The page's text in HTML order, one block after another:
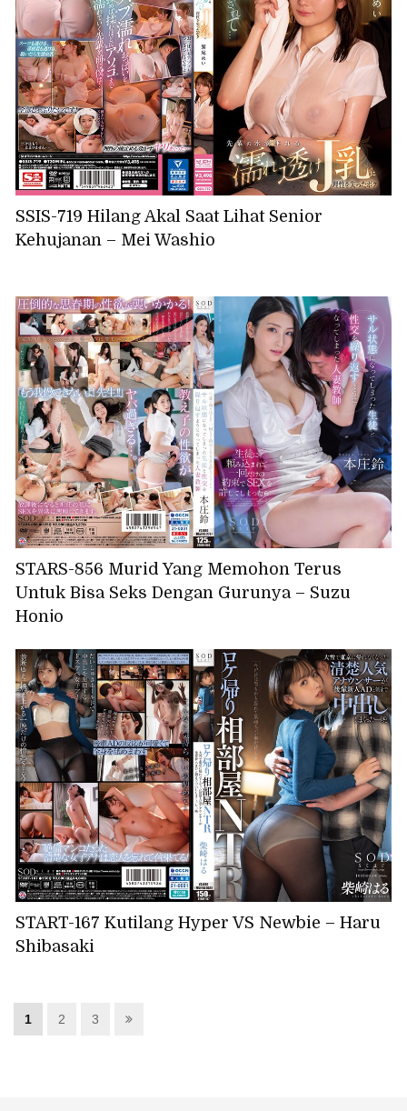
SSIS-719 Hilang Akal Saat Lihat Senior
Kehujanan – Mei Washio
STARS-856 Murid Yang Memohon Terus
Untuk Bisa Seks Dengan Gurunya – Suzu
Honjo
START-167 Kutilang Hyper VS Newbie – Haru
Shibasaki
1 2 3